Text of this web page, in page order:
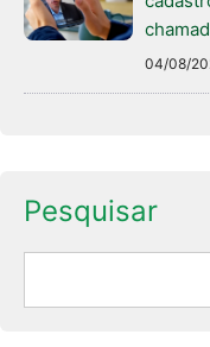
04/08/
Pesquisar